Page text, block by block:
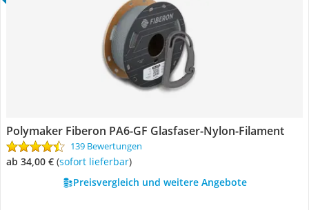
Polymaker Fiberon PA6-GF Glasfaser-Nylon-Filament
139 Bewertungen
ab 34,00 € ( Sofort lieferbar)
Preisvergleich und weitere Angebote